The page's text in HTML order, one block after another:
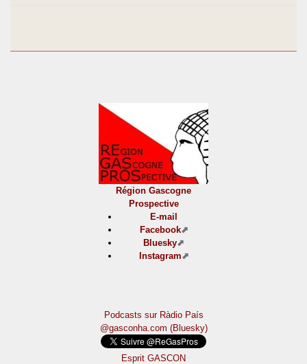
Région Gascogne
Prospective
E-mail
Facebook
Bluesky
Instagram
Podcasts sur Ràdio País
@gasconha.com (Bluesky)
Esprit GASCON